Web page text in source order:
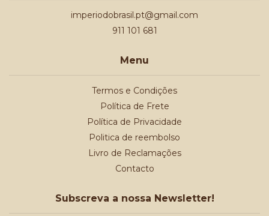
imperiodobrasil.pt@gmail.com
911 101 681
Menu
Termos e Condições
Política de Frete
Política de Privacidade
Politica de reembolso
Livro de Reclamações
Contacto
Subscreva a nossa Newsletter!